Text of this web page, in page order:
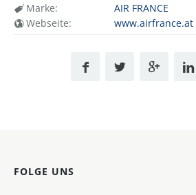
Marke:
AIR FRANCE
Webseite:
www.airfrance.at
FOLGE UNS